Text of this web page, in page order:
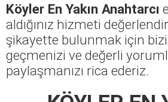
Köyler En Yakın Anahtarcı
aldığınız hizmeti
şikayette bulunmak için
geçmenizi ve değerli
paylaşmanızı rica ederiz.